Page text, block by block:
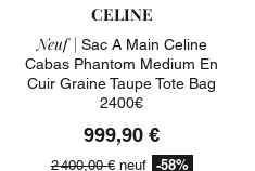
CELINE
Neuf | Sac A Main Celine
Cabas Phantom Medium En
Cuir Graine Taupe Tote Bag
2400€
999,90 €
2 400,00 €neuf -58%